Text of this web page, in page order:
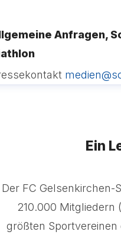
Anfragen,
Ein
Der FC Gelsenkirchen-
210.000 Mitgliedern
größten Sportvereinen